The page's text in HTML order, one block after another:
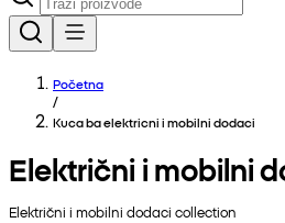
Početna
/
Kuca ba elektricni i mobilni dodaci
Električni i mobilni
Električni i mobilni dodaci collection